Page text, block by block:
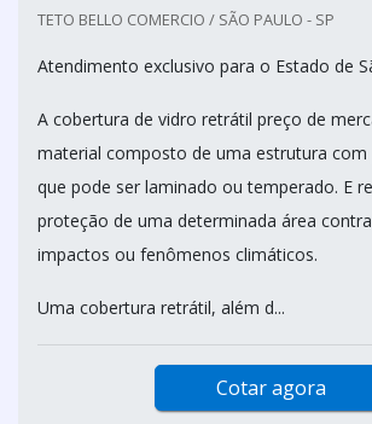
TETO BELLO COMERCIO / SÃO PAULO - SP
Atendimento exclusivo para o Estado de
A cobertura de vidro retrátil preço de
material composto de uma estrutura com
que pode ser laminado ou temperado. E
proteção de uma determinada área
impactos ou fenômenos climáticos.
Uma cobertura retrátil, além d...
Cotar agora